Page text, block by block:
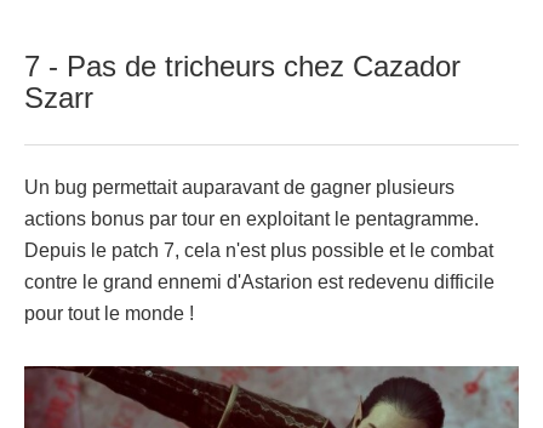
7 - Pas de tricheurs chez Cazador
Szarr
Un bug permettait auparavant de gagner plusieurs
actions bonus par tour en exploitant le pentagramme.
Depuis le patch 7, cela n'est plus possible et le combat
contre le grand ennemi d'Astarion est redevenu difficile
pour tout le monde !